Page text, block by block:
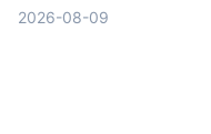
2026-08-09